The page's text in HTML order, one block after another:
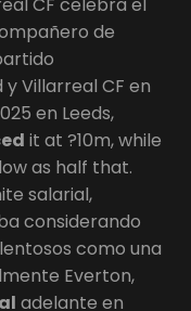
de
Villarreal CF en
en Leeds,
it at ?10m, while
as half that.
salarial,
considerando
como una
Everton,
adelante en